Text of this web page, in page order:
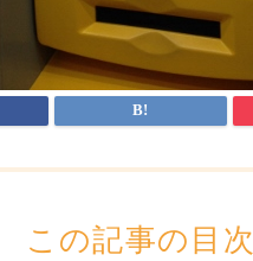
この記事の目次